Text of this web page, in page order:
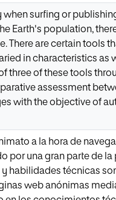
surfing or
Earth's population,
There are certain tools
in characteristics
three of these tools
assessment
with the objective of
a la hora de
por una gran parte de
habilidades técnicas
web anónimas